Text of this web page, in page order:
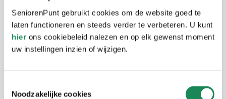
SeniorenPunt gebruikt cookies om de website goed te
laten functioneren en steeds verder te verbeteren. U kunt
hier ons cookiebeleid nalezen en op elk gewenst moment
uw instellingen inzien of wijzigen.
Noodzakelijke cookies
heeft een tuin met eigen berging en
schutting. Een poort in de tuin geeft
toegang tot het achterpad. Parkeren doet
u openbaar. In de directe omgeving zijn